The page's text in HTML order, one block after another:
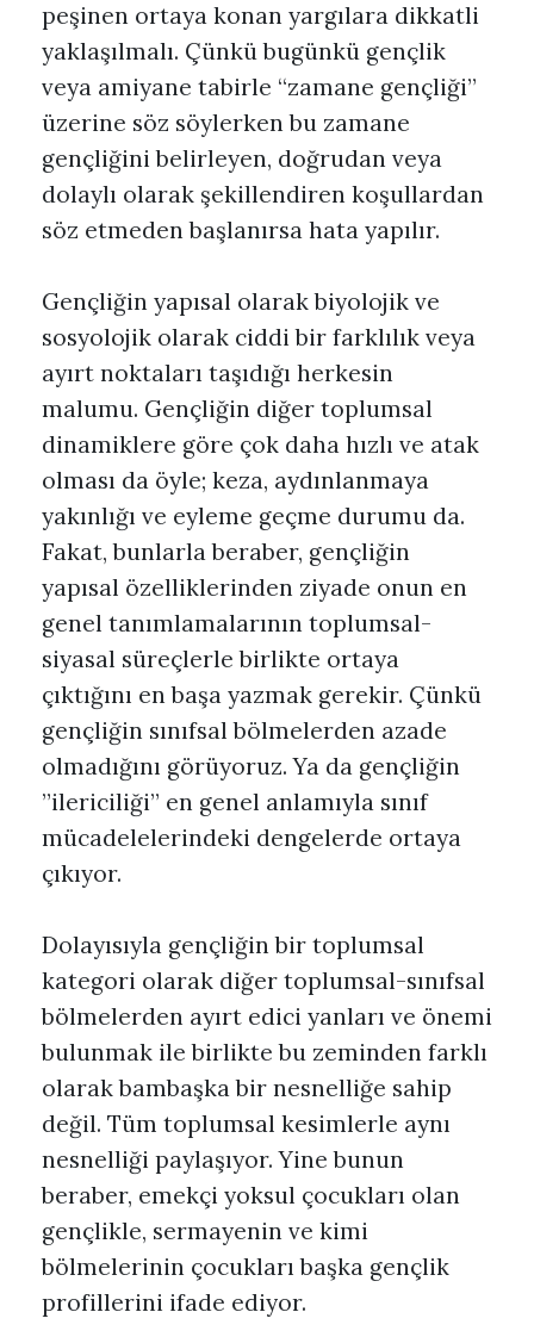
peşinen ortaya konan yargılara dikkatli
yaklaşılmalı. Çünkü bugünkü gençlik
veya amiyane tabirle “zamane gençliği”
üzerine söz söylerken bu zamane
gençliğini belirleyen, doğrudan veya
dolaylı olarak şekillendiren koşullardan
söz etmeden başlanırsa hata yapılır.
Gençliğin yapısal olarak biyolojik ve
sosyolojik olarak ciddi bir farklılık veya
ayırt noktaları taşıdığı herkesin
malumu. Gençliğin diğer toplumsal
dinamiklere göre çok daha hızlı ve atak
olması da öyle; keza, aydınlanmaya
yakınlığı ve eyleme geçme durumu da.
Fakat, bunlarla beraber, gençliğin
yapısal özelliklerinden ziyade onun en
genel tanımlamalarının toplumsal-
siyasal süreçlerle birlikte ortaya
çıktığını en başa yazmak gerekir. Çünkü
gençliğin sınıfsal bölmelerden azade
olmadığını görüyoruz. Ya da gençliğin
”ilericiliği” en genel anlamıyla sınıf
mücadelelerindeki dengelerde ortaya
çıkıyor.
Dolayısıyla gençliğin bir toplumsal
kategori olarak diğer toplumsal-sınıfsal
bölmelerden ayırt edici yanları ve önemi
bulunmak ile birlikte bu zeminden farklı
olarak bambaşka bir nesnelliğe sahip
değil. Tüm toplumsal kesimlerle aynı
nesnelliği paylaşıyor. Yine bunun
beraber, emekçi yoksul çocukları olan
gençlikle, sermayenin ve kimi
bölmelerinin çocukları başka gençlik
profillerini ifade ediyor.